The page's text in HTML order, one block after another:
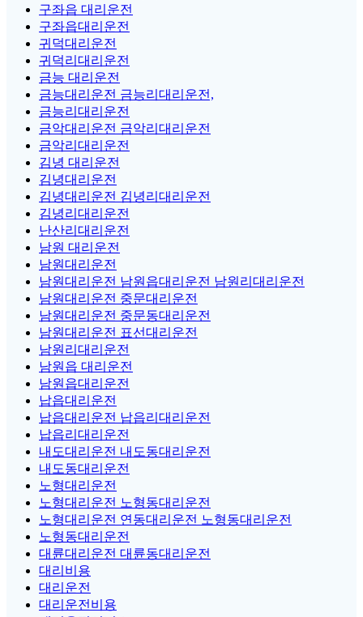
구좌읍 대리운전
구좌읍대리운전
귀덕대리운전
귀덕리대리운전
금능 대리운전
금능대리운전 금능리대리운전,
금능리대리운전
금악대리운전 금악리대리운전
금악리대리운전
김녕 대리운전
김녕대리운전
김녕대리운전 김녕리대리운전
김녕리대리운전
난산리대리운전
남원 대리운전
남원대리운전
남원대리운전 남원읍대리운전 남원리대리운전
남원대리운전 중문대리운전
남원대리운전 중문동대리운전
남원대리운전 표선대리운전
남원리대리운전
남원읍 대리운전
남원읍대리운전
납읍대리운전
납읍대리운전 납읍리대리운전
납읍리대리운전
내도대리운전 내도동대리운전
내도동대리운전
노형대리운전
노형대리운전 노형동대리운전
노형대리운전 연동대리운전 노형동대리운전
노형동대리운전
대륜대리운전 대륜동대리운전
대리비용
대리운전
대리운전비용